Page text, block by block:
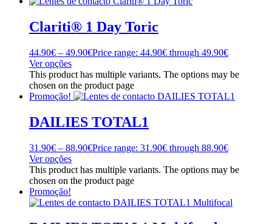
Clariti® 1 Day Toric
44.90€ – 49.90€Price range: 44.90€ through 49.90€
Ver opções
This product has multiple variants. The options may be
chosen on the product page
Promoção!
DAILIES TOTAL1
31.90€ – 88.90€Price range: 31.90€ through 88.90€
Ver opções
This product has multiple variants. The options may be
chosen on the product page
Promoção!